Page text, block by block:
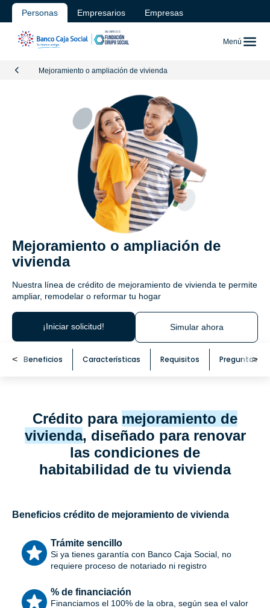
Personas Empresarios Empresas
Menú
Mejoramiento o ampliación de vivienda
Mejoramiento o ampliación de
vivienda
Nuestra línea de crédito de mejoramiento de vivienda te permite
ampliar, remodelar o reformar tu hogar
¡Iniciar solicitud! Simular ahora
< <
Beneficios Características Requisitos Preguntas
Crédito para mejoramiento de
vivienda, diseñado para renovar
las condiciones de
habitabilidad de tu vivienda
Beneficios crédito de mejoramiento de vivienda
Trámite sencillo
Si ya tienes garantía con Banco Caja Social, no
requiere proceso de notariado ni registro
% de financiación
Financiamos el 100% de la obra, según sea el valor